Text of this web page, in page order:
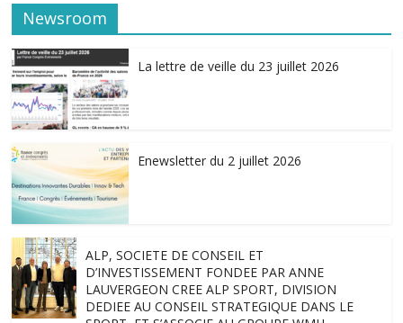
Newsroom
La lettre de veille du 23 juillet 2026
Enewsletter du 2 juillet 2026
ALP, SOCIETE DE CONSEIL ET
D’INVESTISSEMENT FONDEE PAR ANNE
LAUVERGEON CREE ALP SPORT, DIVISION
DEDIEE AU CONSEIL STRATEGIQUE DANS LE